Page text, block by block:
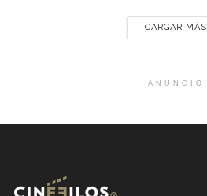
CARGAR MÁS
ANUNCIO